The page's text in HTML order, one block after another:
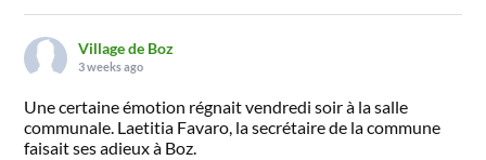
Village de Boz
3 weeks ago
Une certaine émotion régnait vendredi soir à la salle
communale. Laetitia Favaro, la secrétaire de la commune
faisait ses adieux à Boz.